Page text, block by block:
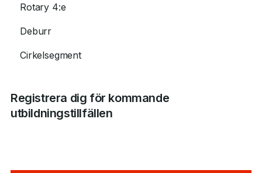
Rotary 4:e
Deburr
Cirkelsegment
Registrera dig för kommande
utbildningstillfällen